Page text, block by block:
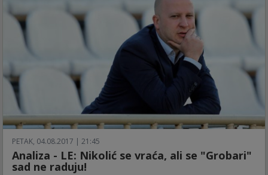
PETAK, 04.08.2017 | 21:45
Analiza - LE: Nikolić se vraća, ali se "Grobari"
sad ne raduju!